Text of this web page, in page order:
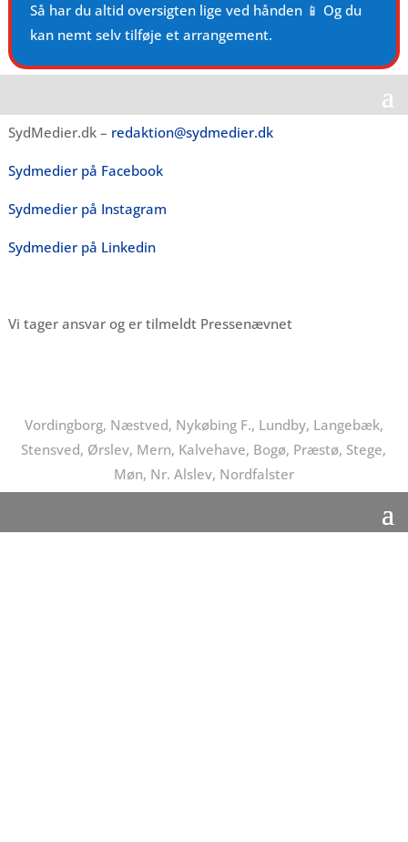
Så har du altid oversigten lige ved hånden 📱 Og du
kan nemt selv tilføje et arrangement.
SydMedier.dk – redaktion@sydmedier.dk
Sydmedier på Facebook
Sydmedier på Instagram
Sydmedier på Linkedin
Vi tager ansvar og er tilmeldt Pressenævnet
Vordingborg, Næstved, Nykøbing F., Lundby, Langebæk,
Stensved, Ørslev, Mern, Kalvehave, Bogø, Præstø, Stege,
Møn, Nr. Alslev, Nordfalster